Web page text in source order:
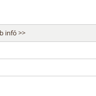
infó >>